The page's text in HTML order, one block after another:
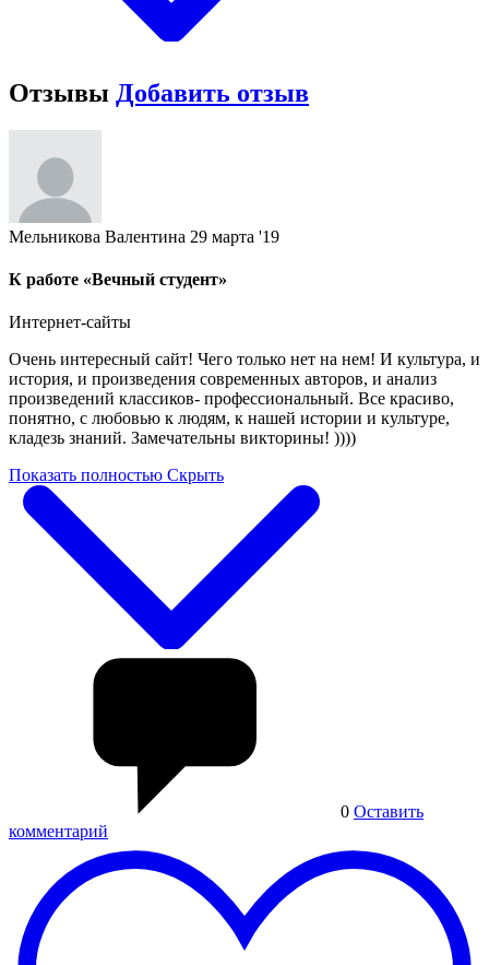
Отзывы Добавить отзыв
Мельникова Валентина 29 марта '19
К работе «Вечный студент»
Интернет-сайты
Очень интересный сайт! Чего только нет на нем! И культура, и
история, и произведения современных авторов, и анализ
произведений классиков- профессиональный. Все красиво,
понятно, с любовью к людям, к нашей истории и культуре,
кладезь знаний. Замечательны викторины! ))))
Показать полностью Скрыть
0 Оставить
комментарий